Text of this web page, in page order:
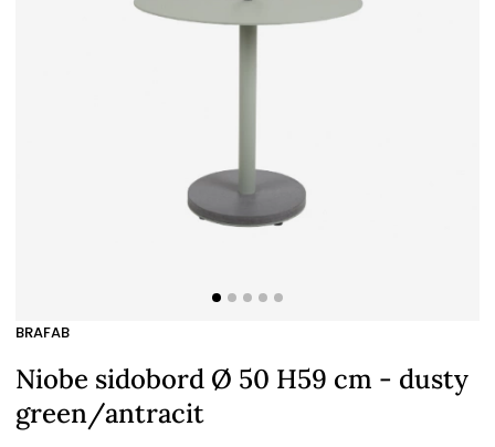
BRAFAB
Niobe sidobord Ø 50 H59 cm - dusty
green/antracit